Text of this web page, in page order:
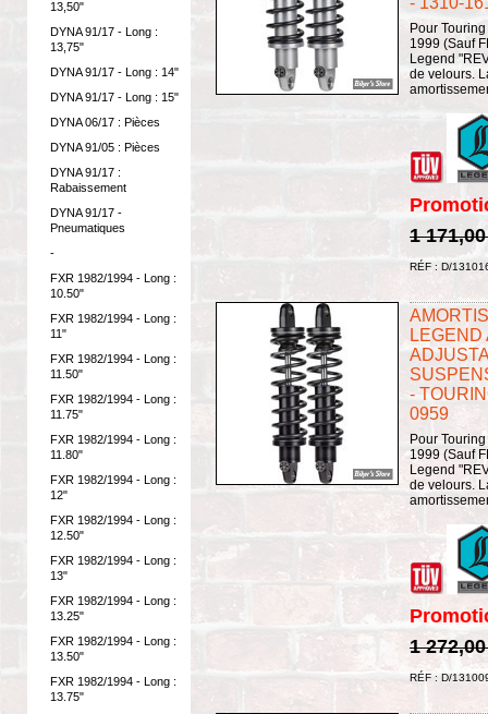
13,50"
DYNA 91/17 - Long :
13,75"
DYNA 91/17 - Long : 14"
DYNA 91/17 - Long : 15"
DYNA 06/17 : Pièces
DYNA 91/05 : Pièces
DYNA 91/17 :
Rabaissement
DYNA 91/17 -
Pneumatiques
-
FXR 1982/1994 - Long :
10.50"
FXR 1982/1994 - Long :
11"
FXR 1982/1994 - Long :
11.50"
FXR 1982/1994 - Long :
11.75"
FXR 1982/1994 - Long :
11.80"
FXR 1982/1994 - Long :
12"
FXR 1982/1994 - Long :
12.50"
FXR 1982/1994 - Long :
13"
FXR 1982/1994 - Long :
13.25"
FXR 1982/1994 - Long :
13.50"
FXR 1982/1994 - Long :
13.75"
Pour
1999 (Sauf
Legend
de velours.
1
RÉF : D/
LEGEND
-
0959
Pour
1999 (Sauf
Legend
de velours.
1
RÉF : D/